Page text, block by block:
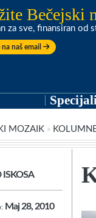
Bečejski
za sve, finansiran od
na naš email
Specijali
MOZAIK »
ISKOSA
Maj 28, 2010